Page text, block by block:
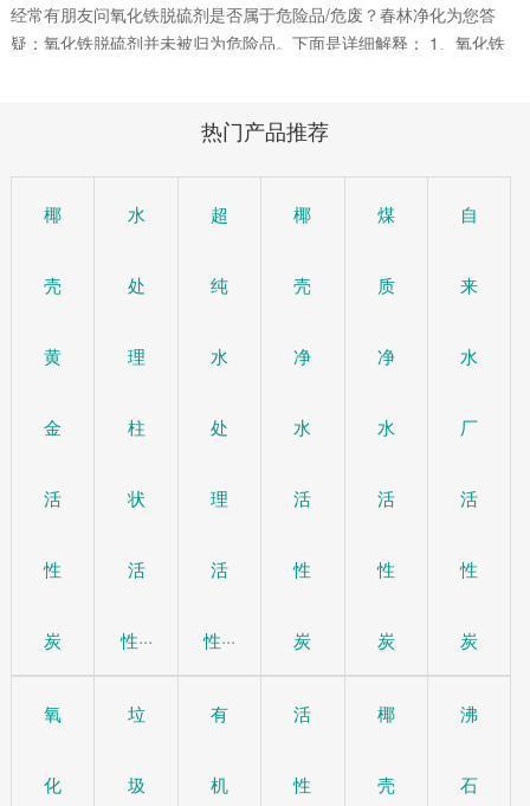
经常有朋友问氧化铁脱硫剂是否属于危险品/危废？春林净化为您答
疑：氧化铁脱硫剂并未被归为危险品。下面是详细解释： 1、氧化铁
含硫化合物化学吸附到脱硫催化剂小孔中，改变其化学组成从而净化
热门产品推荐
椰
壳
黄
金
活
性
炭
水
处
理
柱
状
活
性···
超
纯
水
处
理
活
性···
椰
壳
净
水
活
性
炭
煤
质
净
水
活
性
炭
自
来
水
厂
活
性
炭
氧
化
垃
圾
有
机
活
性
椰
壳
沸
石